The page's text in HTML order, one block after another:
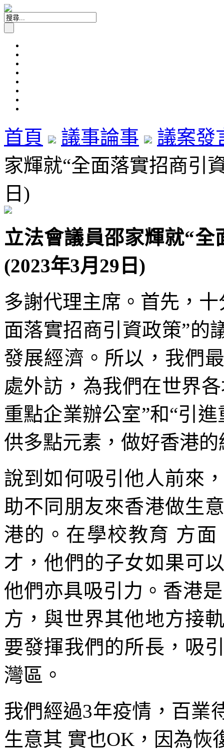
首頁 議事論事
議案發
家輝就“全面落實招商引
日)
立法會議員邵家輝就“
(2023年3月29日)
多謝代理主席。首先，
面落實招商引資政策”的
發展經濟。所以，我們
處外訪，為我們在世界
重點企業辦公室”和“引
供多點元素，做好香港
說到如何吸引他人前來
助不同朋友來香港做生
港的。在學校教育 方
才，他們的子女如果可
他們亦具吸引力。香港
方，與世界其他地方接
要發揮我們的所長，吸
灣區。
我們經過3年疫情，百業
生意其 實也OK，因為恢